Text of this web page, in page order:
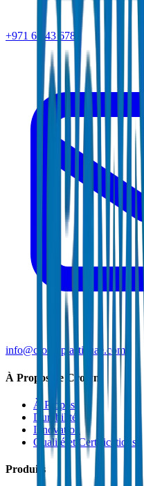
+971 6 543 6781
info@crownplasticuae.com
À Propos de Crown
À Propos
Durabilité
Innovation
Qualité et Certifications
Produits